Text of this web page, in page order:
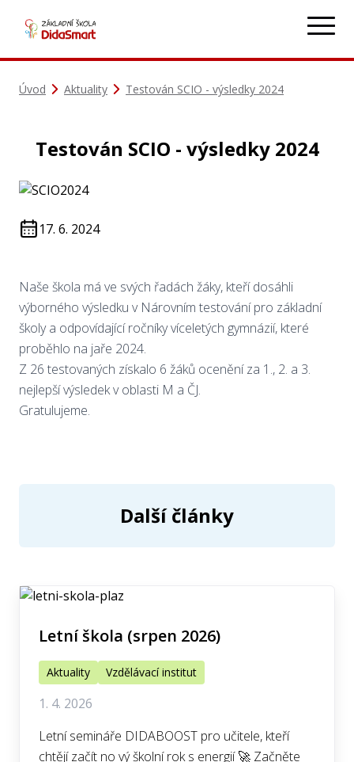
Úvod Aktuality Testován SCIO - výsledky 2024
Testován SCIO - výsledky 2024
17. 6. 2024
Naše škola má ve svých řadách žáky, kteří dosáhli
výborného výsledku v Nárovním testování pro základní
školy a odpovídající ročníky víceletých gymnázií, které
proběhlo na jaře 2024.
Z 26 testovaných získalo 6 žáků ocenění za 1., 2. a 3.
nejlepší výsledek v oblasti M a ČJ.
Gratulujeme.
Další články
Letní škola (srpen 2026)
Aktuality Vzdělávací institut
1. 4. 2026
Letní semináře DIDABOOST pro učitele, kteří
chtějí začít no vý školní rok s energií 🚀 Začněte